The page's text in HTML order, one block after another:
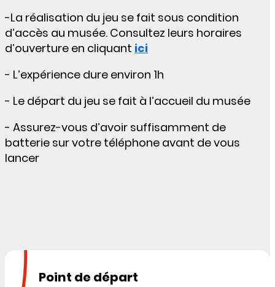
-La réalisation du jeu se fait sous condition
d’accès au musée. Consultez leurs horaires
d’ouverture en cliquant ici
- L’expérience dure environ 1h
- Le départ du jeu se fait à l’accueil du musée
- Assurez-vous d’avoir suffisamment de
batterie sur votre téléphone avant de vous
lancer
Point de départ